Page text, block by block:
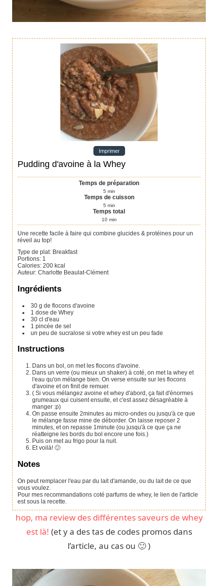
Imprimer
Pudding d'avoine à la Whey
Temps de préparation
5 min
Temps de cuisson
5 min
Temps total
10 min
Une recette facile à faire qui combine glucides & protéines pour un
réveil au top!
Type de plat: Breakfast
Portions: 1
Calories: 200 kcal
Auteur: Charlotte Beaulat-Clément
Ingrédients
30 g de flocons d'avoine
1 dose de Whey
30 cl d'eau
1 pincée de sel
un peu de sucralose si votre whey est un peu fade
Instructions
Dans un bol, on met les flocons d'avoine.
Dans un verre (ou mieux un shaker) à coté, on met la whey et
l'eau qu'on mélange bien. On verse ensuite sur les flocons
d'avoine et on finit de remuer.
( Si vous mélangez avoine et whey d'abord, ça fait d'énormes
grumeaux qui cuisent ensuite, et c'est assez désagréable à
manger :p)
On passe ensuite 2minutes au micro-ondes ou jusqu'à ce que
le mélange fasse mine de déborder. On laisse reposer 2
minutes, et on repasse 1minute (ou jusqu'à ce que ça ne
réatteigne les bords du bol encore une fois.)
Puis on met au frigo pour la nuit.
Et voilà! 🙂
Notes
On peut remplacer l'eau par du lait d'amande, ou du lait de ce que
vous voulez.
Pour mes recommandations coté parfums de whey, le lien de l'article
est sous la recette.
hop, ma review des différentes saveurs de whey
est là! (et y a des tas de codes promos dans
l’article, au cas ou 🙂 )